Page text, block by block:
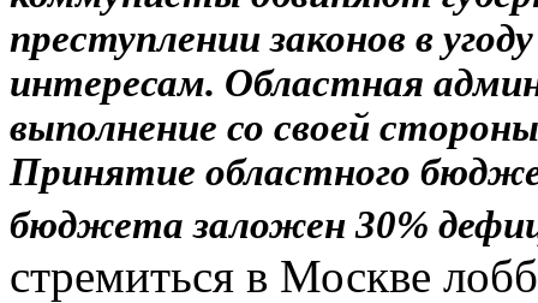
преступлении законов в
интересам. Областная
выполнение со своей
Принятие областного
бюджета заложен 30%
стремиться в Москве